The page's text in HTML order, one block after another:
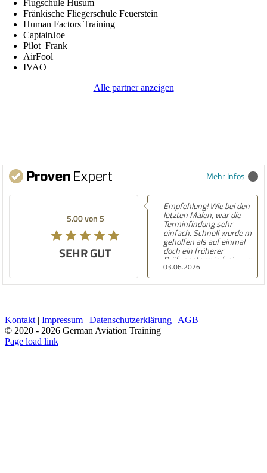
Flugschule Husum
Fränkische Fliegerschule Feuerstein
Human Factors Training
CaptainJoe
Pilot_Frank
AirFool
IVAO
Alle partner anzeigen
Mehr Infos
5.00 von 5
SEHR GUT
03.06.2026
Empfehlung! Wie bei den
letzten Malen, war die
Terminfindung sehr
einfach. Schnell wurde mir
geholfen als auf einmal
doch ein früherer
Prüfungstermin frei wurde
und ich die Vorbereitung
deutlich schneller machen
musste. Statt
ohne Aufpreis. Ich habe
bisher BZF, ICAO Level und
Kontakt | Impressum | Datenschutzerklärung | AGB
© 2020 - 2026 German Aviation Training
Facebook
Instagram
Page load link